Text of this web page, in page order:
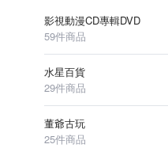
影視動漫CD專輯DVD
59件商品
水星百貨
29件商品
董爺古玩
25件商品